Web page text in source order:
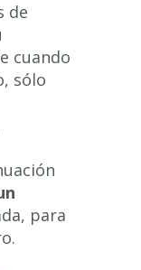
de
cuando
sólo
para